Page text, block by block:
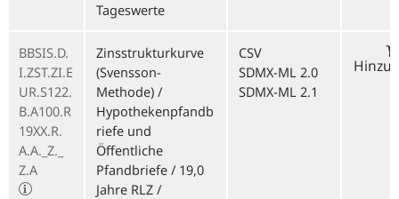
Tageswerte
BBSIS.D.
I.ZST.ZI.E
UR.S122.
B.A100.R
19XX.R.
A.A._Z._
Z.A
Zinsstrukturkurve
(Svensson-
Methode) /
Hypothekenpfandb
riefe und
Öffentliche
Pfandbriefe / 19,0
Jahre RLZ /
CSV
SDMX-ML 2.0
SDMX-ML 2.1